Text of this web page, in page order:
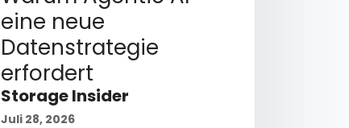
eine neue
Datenstrategie
erfordert
Storage Insider
Juli 28, 2026